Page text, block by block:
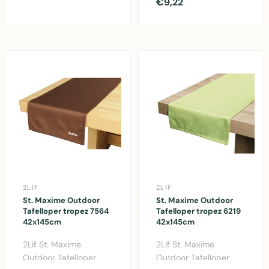
2LIF
St. Maxime Outdoor
Tafelloper tropez 7564
42x145cm
2Lif St. Maxime
Outdoor Tafelloper
2LIF
St. Maxime Outdoor
Tafelloper tropez 6219
42x145cm
2Lif St. Maxime
Outdoor Tafelloper